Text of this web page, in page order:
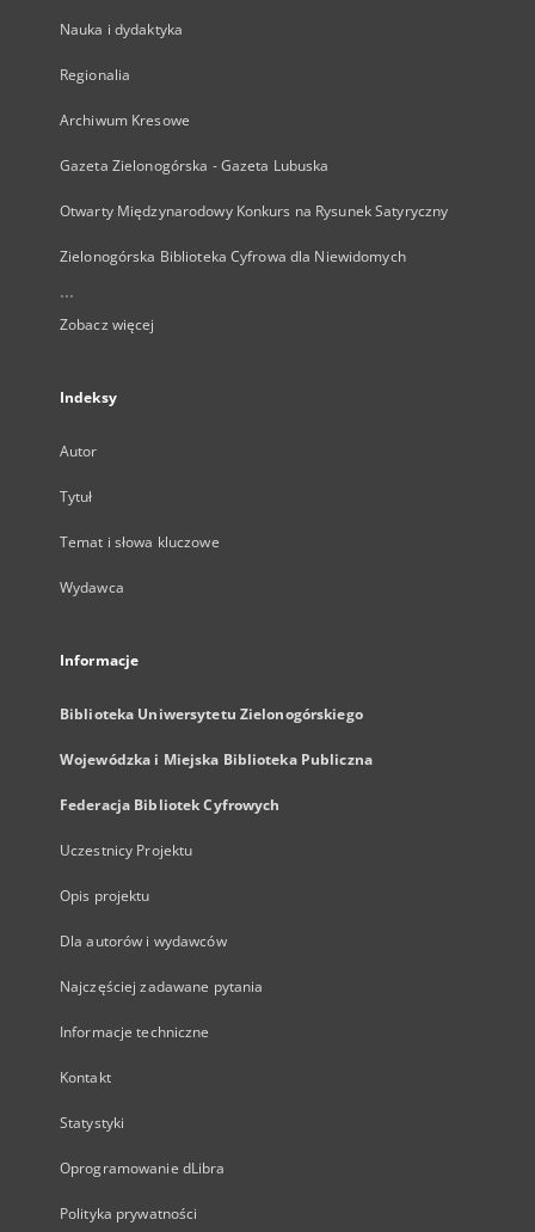
Nauka i dydaktyka
Regionalia
Archiwum Kresowe
Gazeta Zielonogórska - Gazeta Lubuska
Otwarty Międzynarodowy Konkurs na Rysunek Satyryczny
Zielonogórska Biblioteka Cyfrowa dla Niewidomych
...
Zobacz więcej
Indeksy
Autor
Tytuł
Temat i słowa kluczowe
Wydawca
Informacje
Biblioteka Uniwersytetu Zielonogórskiego
Wojewódzka i Miejska Biblioteka Publiczna
Federacja Bibliotek Cyfrowych
Uczestnicy Projektu
Opis projektu
Dla autorów i wydawców
Najczęściej zadawane pytania
Informacje techniczne
Kontakt
Statystyki
Oprogramowanie dLibra
Polityka prywatności